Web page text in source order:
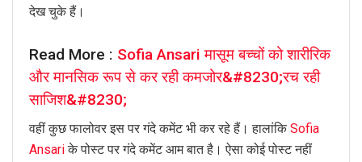
देख चुके हैं।
Read More : Sofia Ansari मासूम बच्चों को शारीरिक
और मानसिक रूप से कर रही कमजोर&#8230;रच रही
साजिश&#8230;
वहीं कुछ फालोवर इस पर गंदे कमेंट भी कर रहे हैं। हालांकिSofia
Ansariके पोस्ट पर गंदे कमेंट आम बात है। ऐसा कोई पोस्ट नहीं